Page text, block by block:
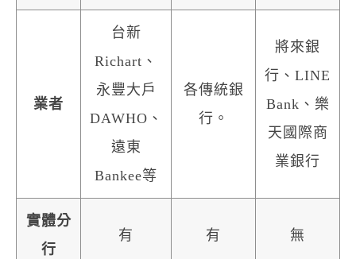
業者
台新
Richart、
永豐大戶
DAWHO、
遠東
Bankee等
各傳統銀
行。
將來銀
行、LINE
Bank、樂
天國際商
業銀行
實體分
行
有 有 無